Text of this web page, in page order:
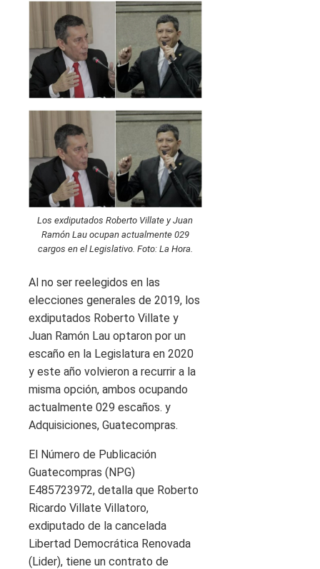
Los exdiputados Roberto Villate y Juan
Ramón Lau ocupan actualmente 029
cargos en el Legislativo. Foto: La Hora.
Al no ser reelegidos en las
elecciones generales de 2019, los
exdiputados Roberto Villate y
Juan Ramón Lau optaron por un
escaño en la Legislatura en 2020
y este año volvieron a recurrir a la
misma opción, ambos ocupando
actualmente 029 escaños. y
Adquisiciones, Guatecompras.
El Número de Publicación
Guatecompras (NPG)
E485723972, detalla que Roberto
Ricardo Villate Villatoro,
exdiputado de la cancelada
Libertad Democrática Renovada
(Lider), tiene un contrato de